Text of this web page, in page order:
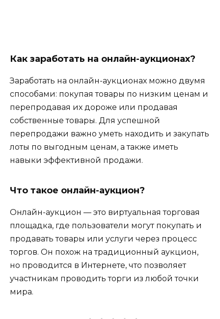
Как заработать на онлайн-аукционах?
Заработать на онлайн-аукционах можно двумя
способами: покупая товары по низким ценам и
перепродавая их дороже или продавая
собственные товары. Для успешной
перепродажи важно уметь находить и закупать
лоты по выгодным ценам, а также иметь
навыки эффективной продажи.
Что такое онлайн-аукцион?
Онлайн-аукцион — это виртуальная торговая
площадка, где пользователи могут покупать и
продавать товары или услуги через процесс
торгов. Он похож на традиционный аукцион,
но проводится в Интернете, что позволяет
участникам проводить торги из любой точки
мира.